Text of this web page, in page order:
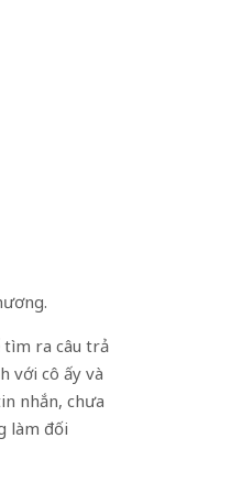
tìm ra câu trả
với cô ấy và
nhắn, chưa
làm đối